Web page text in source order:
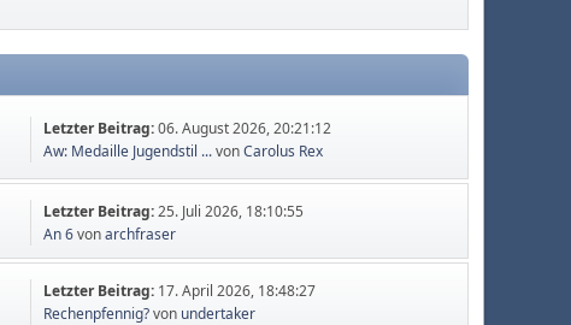
Letzter Beitrag:06. August 2026, 20:21:12
Aw: Medaille Jugendstil ...vonCarolus Rex
Letzter Beitrag:25. Juli 2026, 18:10:55
An 6vonarchfraser
Letzter Beitrag: 17. April 2026, 18:48:27
Rechenpfennig?von undertaker